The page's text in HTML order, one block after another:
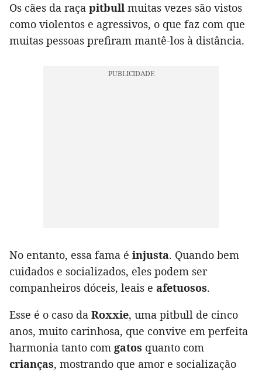
Os cães da raça pitbull muitas vezes são vistos
como violentos e agressivos, o que faz com que
muitas pessoas prefiram mantê-los à distância.
No entanto, essa fama é injusta. Quando bem
cuidados e socializados, eles podem ser
companheiros dóceis, leais e afetuosos.
Esse é o caso da Roxxie, uma pitbull de cinco
anos, muito carinhosa, que convive em perfeita
harmonia tanto com gatos quanto com
crianças, mostrando que amor e socialização